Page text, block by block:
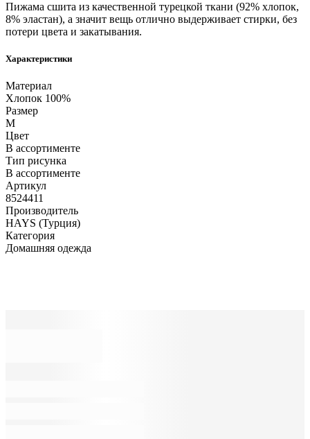
Пижама сшита из качественной турецкой ткани (92% хлопок,
8% эластан), а значит вещь отлично выдерживает стирки, без
потери цвета и закатывания.
Характеристики
Материал
Хлопок 100%
Размер
M
Цвет
В ассортименте
Тип рисунка
В ассортименте
Артикул
8524411
Производитель
HAYS (Турция)
Категория
Домашняя одежда